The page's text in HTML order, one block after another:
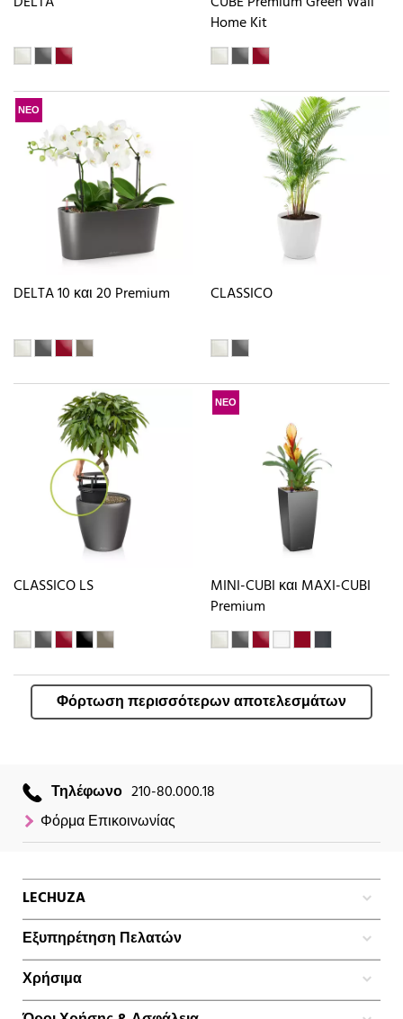
Home Kit
ΝΕΟ
DELTA 10 και 20 Premium CLASSICO
CLASSICO LS
ΝΕΟ
MINI-CUBI και MAXI-CUBI
Premium
Φόρτωση περισσότερων αποτελεσμάτων
Τηλέφωνο 210-80.000.18
Φόρμα Επικοινωνίας
LECHUZA
Εξυπηρέτηση Πελατών
Χρήσιμα